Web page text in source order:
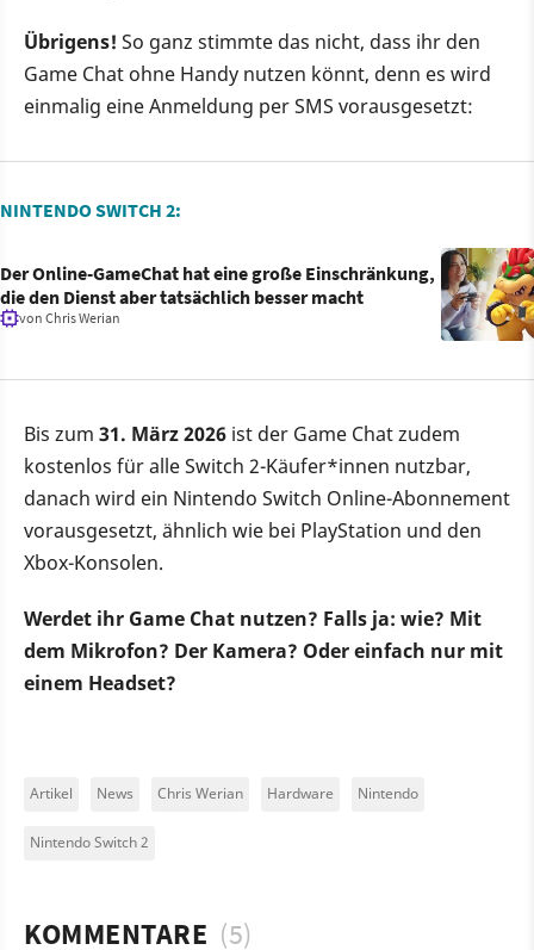
Übrigens! So ganz stimmte das nicht, dass ihr den
Game Chat ohne Handy nutzen könnt, denn es wird
einmalig eine Anmeldung per SMS vorausgesetzt:
NINTENDO SWITCH 2:
Der Online-GameChat hat eine große Einschränkung,
die den Dienst aber tatsächlich besser macht
von Chris Werian
Bis zum 31. März 2026 ist der Game Chat zudem
kostenlos für alle Switch 2-Käufer*innen nutzbar,
danach wird ein Nintendo Switch Online-Abonnement
vorausgesetzt, ähnlich wie bei PlayStation und den
Xbox-Konsolen.
Werdet ihr Game Chat nutzen? Falls ja: wie? Mit
dem Mikrofon? Der Kamera? Oder einfach nur mit
einem Headset?
Artikel News Chris Werian Hardware Nintendo
Nintendo Switch 2
KOMMENTARE (5)